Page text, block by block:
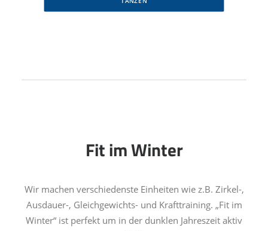
Fit im Winter
Wir machen verschiedenste Einheiten wie z.B. Zirkel-,
Ausdauer-, Gleichgewichts- und Krafttraining. „Fit im
Winter“ ist perfekt um in der dunklen Jahreszeit aktiv